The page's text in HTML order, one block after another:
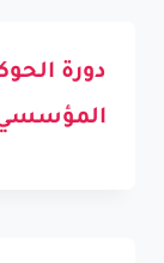
دورة